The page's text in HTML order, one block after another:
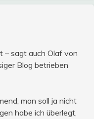
– sagt auch Olaf von
Blog betrieben
man soll ja nicht
habe ich überlegt,